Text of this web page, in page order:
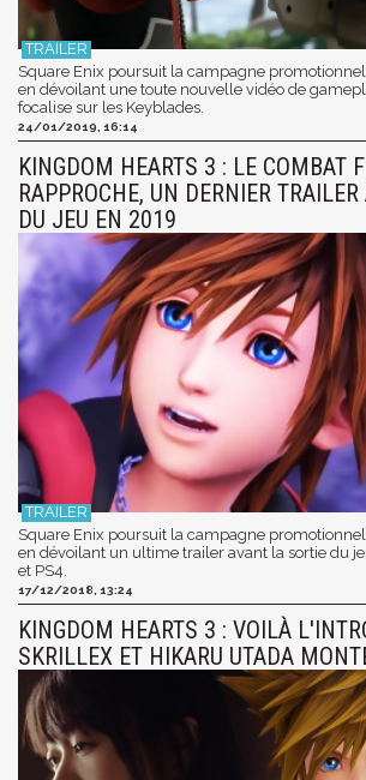
Square Enix poursuit la campagne
en dévoilant une toute nouvelle vidéo de
focalise sur les Keyblades.
24/01/2019, 16:14
KINGDOM HEARTS 3 : LE COMBAT
RAPPROCHE, UN DERNIER
DU JEU EN 2019
Square Enix poursuit la campagne
en dévoilant un ultime trailer avant la sortie du
et PS4.
17/12/2018, 13:24
KINGDOM HEARTS 3 : VOILÀ
SKRILLEX ET HIKARU UTADA